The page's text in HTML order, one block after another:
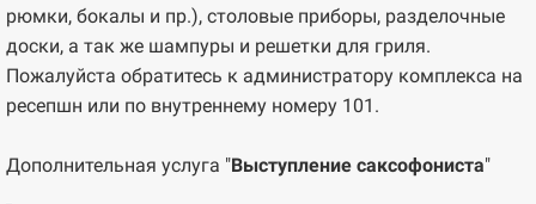
рюмки, бокалы и пр.), столовые приборы, разделочные
доски, а так же шампуры и решетки для гриля.
Пожалуйста обратитесь к администратору комплекса на
ресепшн или по внутреннему номеру 101.
Дополнительная услуга "Выступление саксофониста"